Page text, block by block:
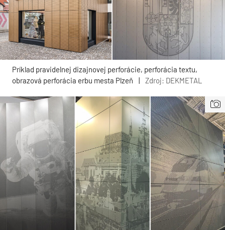
Príklad pravidelnej dizajnovej perforácie, perforácia textu,
obrazová perforácia erbu mesta Plzeň
| Zdroj: DEKMETAL